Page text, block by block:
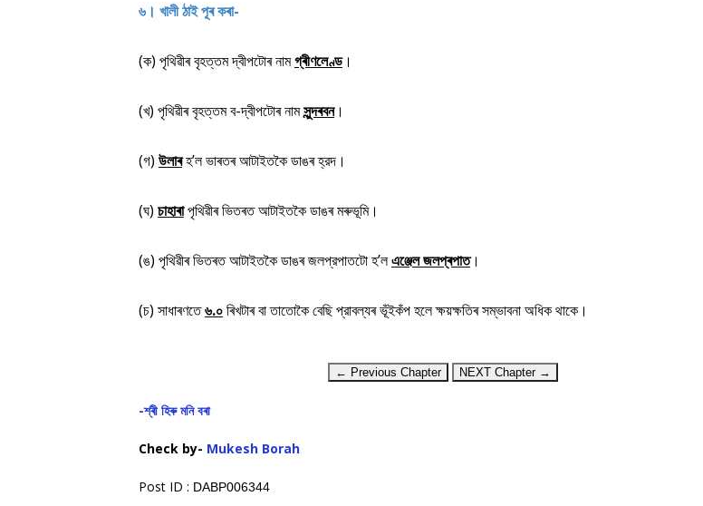
৬। খালী ঠাই পূৰ কৰা-
(ক) পৃথিৱীৰ বৃহত্তম দ্বীপটোৰ নামগ্ৰীণলেণ্ড।
(খ) পৃথিৱীৰ বৃহত্তম ব-দ্বীপটোৰ নামসুন্দৰবন।
(গ) উলাৰহ’ল ভাৰতৰ আটাইতকৈ ডাঙৰ হ্রদ।
(ঘ) চাহাৰাপৃথিৱীৰ ভিতৰত আটাইতকৈ ডাঙৰ মৰুভূমি।
(ঙ) পৃথিৱীৰ ভিতৰত আটাইতকৈ ডাঙৰ জলপ্রপাতটো হ’লএঞ্জেল জলপ্ৰপাত।
(চ) সাধাৰণতে৬.০ৰিখটাৰ বা তাতােকৈ বেছি প্রাবল্যৰ ভূঁইকঁপ হলে ক্ষয়ক্ষতিৰ সম্ভাবনা অধিক থাকে।
← Previous Chapter NEXT Chapter →
-শ্ৰী হিৰু মনি বৰা
Check by- Mukesh Borah
Post ID : DABP006344